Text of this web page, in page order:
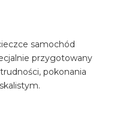
samochód
przygotowany
pokonania